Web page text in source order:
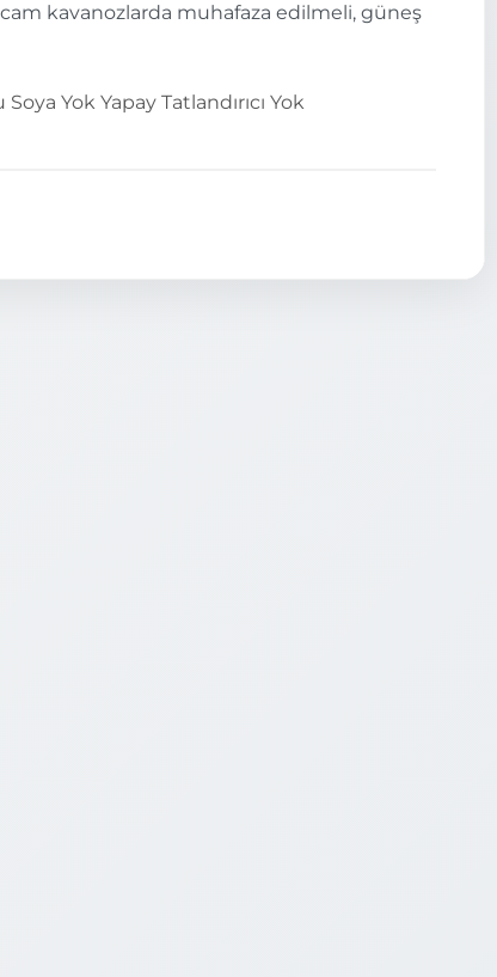
kavanozlarda muhafaza edilmeli, güneş
Soya Yok Yapay Tatlandırıcı Yok